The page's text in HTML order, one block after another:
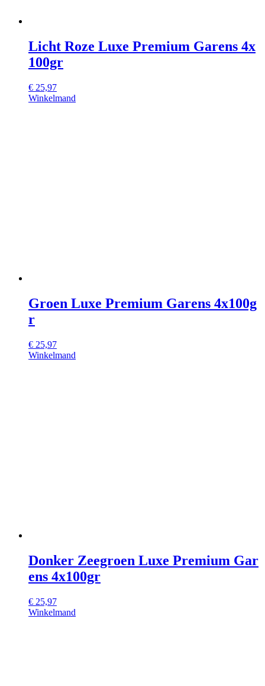
Licht Roze Luxe Premium Garens 4x
100gr
€ 25,97
Winkelmand
Groen Luxe Premium Garens 4x100g
r
€ 25,97
Winkelmand
Donker Zeegroen Luxe Premium Gar
ens 4x100gr
€ 25,97
Winkelmand